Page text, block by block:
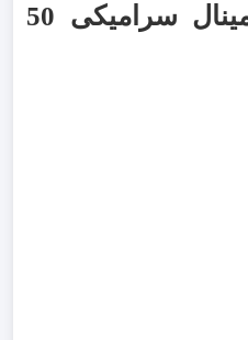
مشخصات فنی ترمینال سرامیکی 50